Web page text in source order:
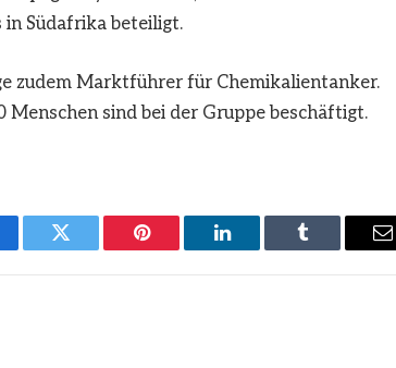
Südafrika beteiligt.
zudem Marktführer für Chemikalientanker.
sind bei der Gruppe beschäftigt.
Twitter Pinterest LinkedIn Tumblr